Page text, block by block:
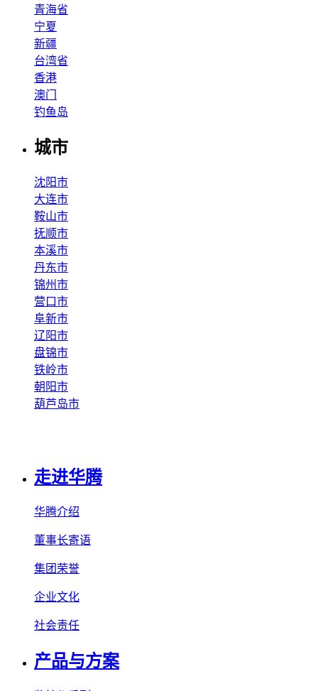
青海省
宁夏
新疆
台湾省
香港
澳门
钓鱼岛
城市
沈阳市
大连市
鞍山市
抚顺市
本溪市
丹东市
锦州市
营口市
阜新市
辽阳市
盘锦市
铁岭市
朝阳市
葫芦岛市
走进华腾
华腾介绍
董事长寄语
集团荣誉
企业文化
社会责任
产品与方案